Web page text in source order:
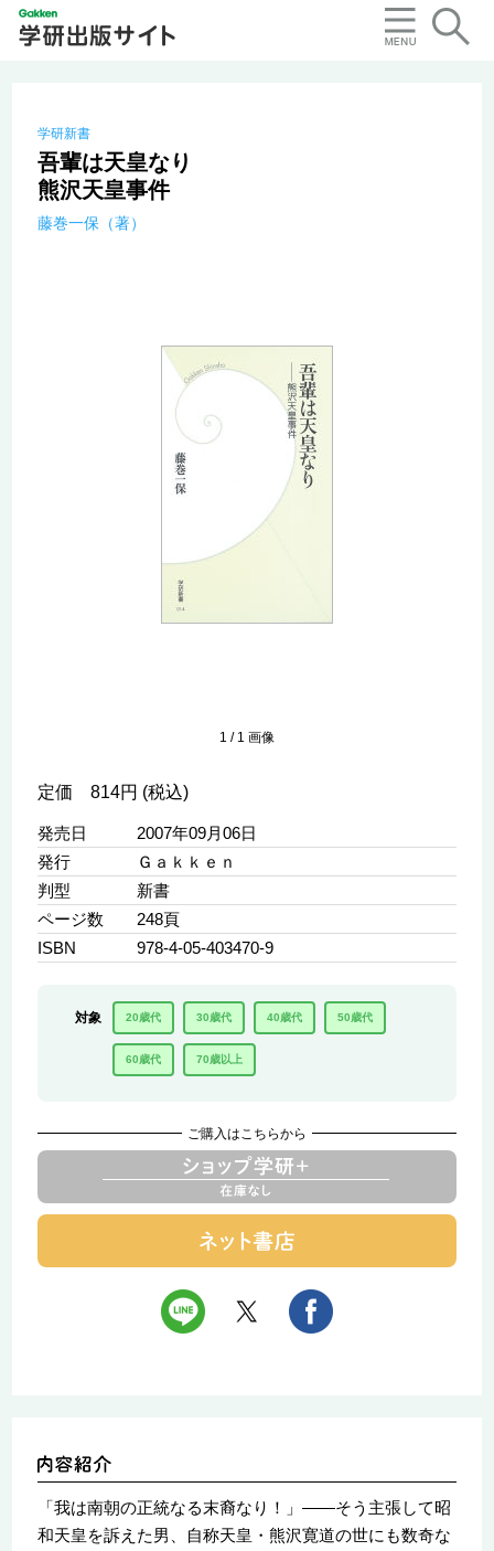
学研新書
吾輩は天皇なり
熊沢天皇事件
藤巻一保（著）
1 / 1 画像
定価 814円 (税込)
発売日
2007年09月06日
発行
Ｇａｋｋｅｎ
判型
新書
ページ数
248頁
ISBN
978-4-05-403470-9
対象 20歳代 30歳代 40歳代 50歳代
60歳代 70歳以上
ご購入はこちらから
「我は南朝の正統なる末裔なり！」――そう主張して昭
和天皇を訴えた男、自称天皇・熊沢寛道の世にも数奇な